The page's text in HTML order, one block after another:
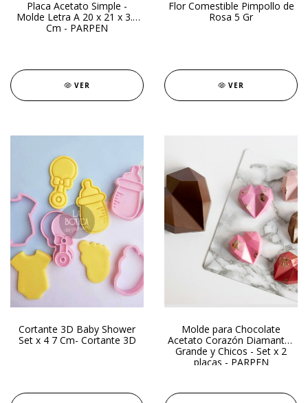
Placa Acetato Simple -
Molde Letra A 20 x 21 x 3.5
Cm - PARPEN
VER
Flor Comestible Pimpollo de
Rosa 5 Gr
VER
Cortante 3D Baby Shower
Set x 4 7 Cm- Cortante 3D
Molde para Chocolate
Acetato Corazón Diamantes
Grande y Chicos - Set x 2
placas - PARPEN